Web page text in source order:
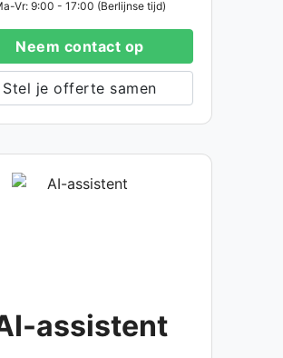
Vr: 9:00 - 17:00 (Berlijnse tijd)
Neem contact op
Stel je offerte samen
assistent